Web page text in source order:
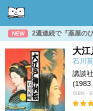
NEW 2週連続で『薬屋の
大江
石川
講談社
ISBN・